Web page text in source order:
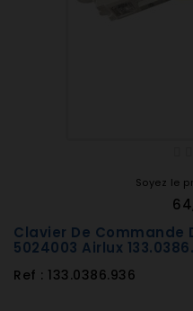
Soyez le
Clavier De Commande
5024003 Airlux
Ref : 133.0386.936